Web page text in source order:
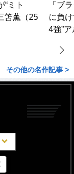
ミト
笘薫（25
「ブ
に負
4強”
その他の名作記事 >